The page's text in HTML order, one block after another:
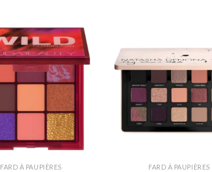
FARD À PAUPIÈRES FARD À PAUPIÈRES